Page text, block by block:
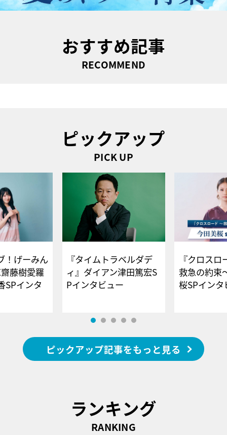
おすすめ記事
RECOMMEND
ピックアップ
PICK UP
！げーみん
藤樹愛羅
SPインタ
『タイムトラベルダデ
ィ』ダイアン津田篤宏S
Pインタビュー
『クロス
救急の約束
桜SPイ
ピックアップ記事をもっと見る
ランキング
RANKING